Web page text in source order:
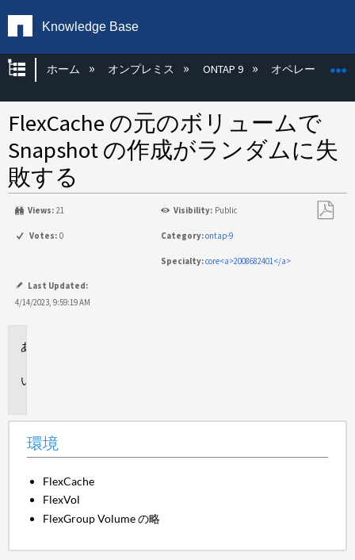
Knowledge Base
グローバル階層を展開/折りたたむ
ホーム オンプレミス ONTAP 9 オペレーティン
FlexCache の元のボリュームで
Snapshot の作成がランダムに失
敗する
Views: 21 Visibility: Public
Votes: 0 Category:ontap-9
Specialty:core<a>2008682401</a>
Last Updated:
4/14/2023, 9:59:19 AM
環境
FlexCache
FlexVol
FlexGroup Volume の略